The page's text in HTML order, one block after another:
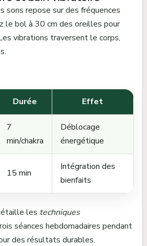
sons repose sur des fréquences
le bol à 30 cm des oreilles pour
vibrations traversent le corps,
Durée Effet
7
min/chakra
Déblocage
énergétique
15 min
Intégration des
bienfaits
les techniques
séances hebdomadaires pendant
des résultats durables.